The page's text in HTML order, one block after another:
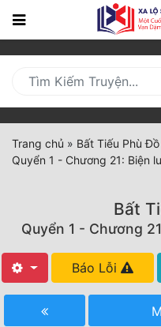
Trang
Mới
Cập
Nhật
(current)
Tất Cả
Hoàn Thành
Trang chủ » Bất Tiếu Phù Đồ
Quyển 1 - Chương 21: Biện
Bất
Quyển 1 - Chương
Báo Lỗi